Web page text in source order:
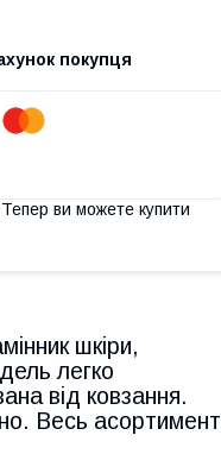
покупця
Тепер ви можете купити
шкіри,
легко
від ковзання.
Весь асортимент